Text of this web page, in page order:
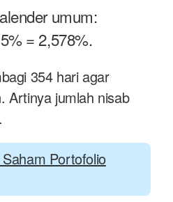
umum:
= 2,578%.
354 hari agar
Artinya jumlah nisab
Portofolio